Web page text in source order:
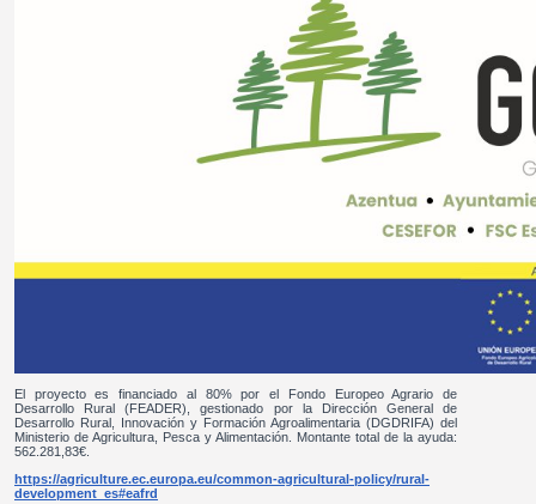
El proyecto es financiado al 80% por el Fondo Europeo Agrario de
Desarrollo Rural (FEADER), gestionado por la Dirección General de
Desarrollo Rural, Innovación y Formación Agroalimentaria (DGDRIFA) del
Ministerio de Agricultura, Pesca y Alimentación. Montante total de la ayuda:
562.281,83€.
https://agriculture.ec.europa.eu/common-agricultural-policy/rural-
development_es#eafrd